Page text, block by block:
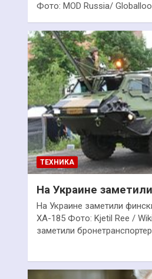
Фото: MOD Russia/
ТЕХНИКА
На Украине
На Украине заметили
XA-185 Фото: Kjetil Ree /
заметили